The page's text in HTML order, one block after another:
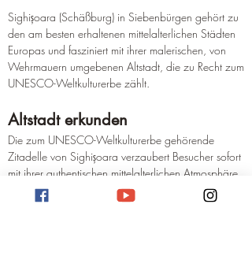
Sighișoara (Schäßburg) in Siebenbürgen gehört zu
den am besten erhaltenen mittelalterlichen Städten
Europas und fasziniert mit ihrer malerischen, von
Wehrmauern umgebenen Altstadt, die zu Recht zum
UNESCO-Weltkulturerbe zählt.
Altstadt erkunden
Die zum UNESCO-Weltkulturerbe gehörende
Zitadelle von Sighișoara verzaubert Besucher sofort
mit ihrer authentischen mittelalterlichen Atmosphäre.
Ein Spaziergang durch die kopfsteingepflasterten
Straßen führt vorbei an farbenfrohen, gut erhaltenen